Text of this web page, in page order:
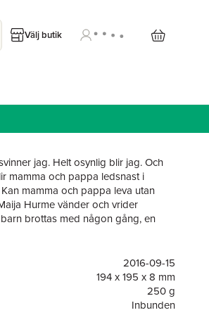
Välj butik
jag. Helt osynlig blir jag. Och
mamma och pappa ledsnast i
mamma och pappa leva utan
Hurme vänder och vrider
brottas med någon gång, en
och upplevelse.
2016-09-15
194 x 195 x 8 mm
250 g
Inbunden